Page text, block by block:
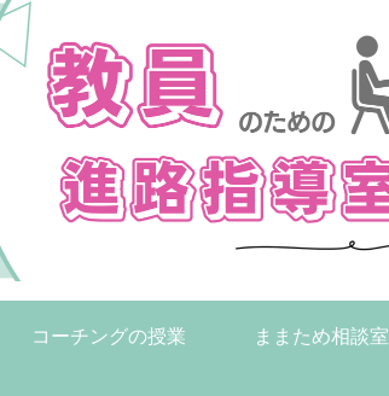
コーチングの授業 ままため相談室